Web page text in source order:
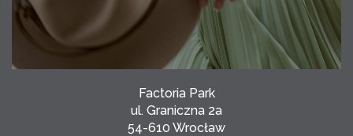
Factoria Park
ul. Graniczna 2a
54-610 Wrocław